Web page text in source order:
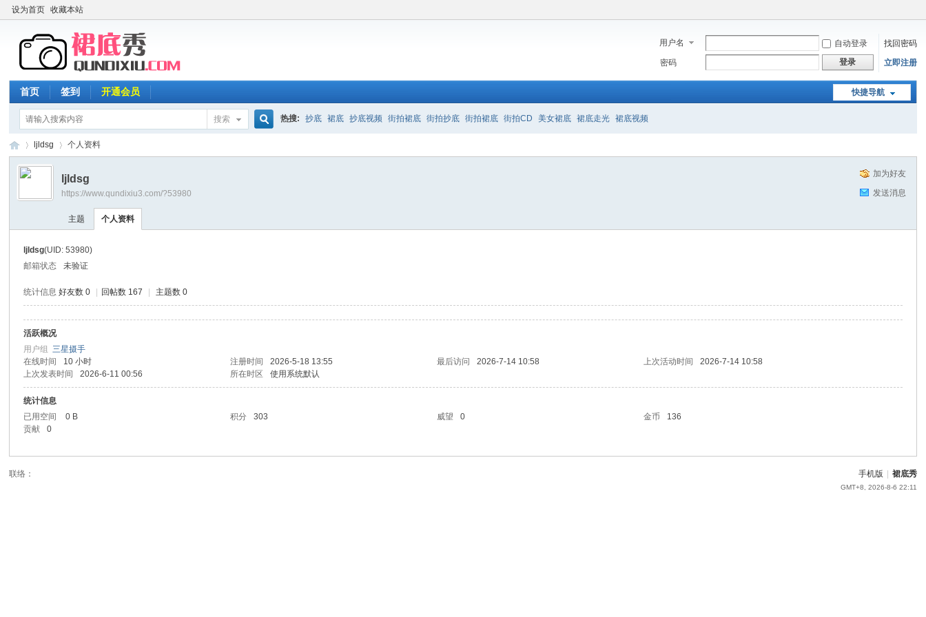
设为首页 收藏本站
用户名 自动登录
找回密码
密码
登录 立即注册
快捷导航
首页 签到 开通会员
搜索 热搜: 抄底 裙底 抄底视频 街拍裙底 街拍抄底 街拍裙底 街拍CD 美女裙底 裙底走光 裙底视频
秀
›
ljldsg 个人资料
加为好友
发送消息
ljldsg
https://www.qundixiu3.com/?53980
主题 个人资料
ljldsg(UID: 53980)
邮箱状态
未验证
统计信息 好友数 0 回帖数 167 主题数 0
活跃概况
用户组三星摄手
在线时间
10 小时 注册时间 2026-5-18 13:55 最后访问 2026-7-14 10:58 上次活动时间
2026-7-14 10:58
上次发表时间
2026-6-11 00:56 所在时区 使用系统默认
统计信息
已用空间
0 B 积分 303 威望 0 金币
136
贡献
0
手机版 裙底秀
GMT+8, 2026-8-6 22:11
联络：